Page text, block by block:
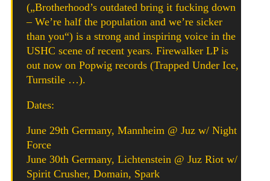
(„Brotherhood’s outdated bring it fucking down
– We’re half the population and we’re sicker
than you“) is a strong and inspiring voice in the
USHC scene of recent years. Firewalker LP is
out now on Popwig records (Trapped Under Ice,
Turnstile …).
Dates:
June 29th Germany, Mannheim @ Juz w/ Night
Force
June 30th Germany, Lichtenstein @ Juz Riot w/
Spirit Crusher, Domain, Spark